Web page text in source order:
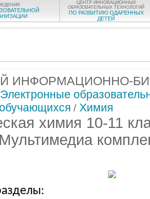
ЦЕНТР ИННОВАЦИОННЫХ
ОБРАЗОВАТЕЛЬНЫХ ТЕХНОЛОГИЙ
ПО РАЗВИТИЮ ОДАРЕННЫХ
ДЕТЕЙ
ИНФОРМАЦИОННО-
обучающихся / Химия
химия 10-11